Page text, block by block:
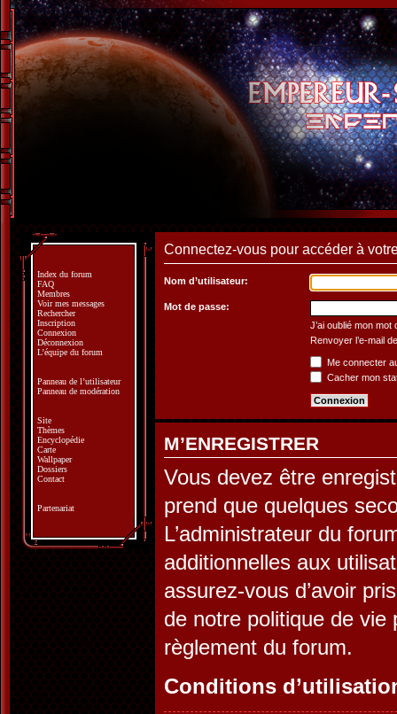
Connectez-vous pour accéder à
Nom d’utilisateur:
Mot de passe:
J’ai oublié mon mot
Renvoyer l’e-mail
Me connecter
Cacher mon
M’ENREGISTRER
Vous devez être
prend que quelques
L’administrateur du
additionnelles aux
assurez-vous d’avoir
de notre politique de vie
règlement du forum.
Conditions
Index du forum
FAQ
Membres
Voir mes messages
Rechercher
Inscription
Connexion
Déconnexion
L’équipe du forum
Panneau de l’utilisateur
Panneau de modération
Site
Thèmes
Encyclopédie
Carte
Wallpaper
Dossiers
Contact
Partenariat